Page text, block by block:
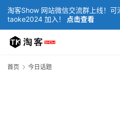
淘客Show 网站微信交流群上线！可
taoke2024 加入！
点击查看
首页 今日话题